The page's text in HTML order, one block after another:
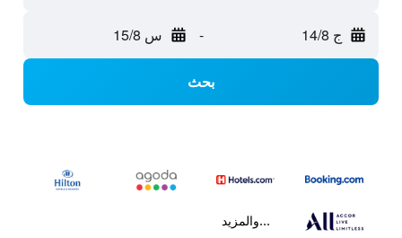
ج 14/8 - س 15/8
بحث
...والمزيد